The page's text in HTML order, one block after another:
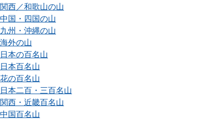
関西／和歌山の山
中国・四国の山
九州・沖縄の山
海外の山
日本の百名山
日本百名山
花の百名山
日本二百・三百名山
関西・近畿百名山
中国百名山